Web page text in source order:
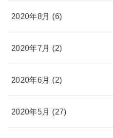
2020年8月 (6)
2020年7月 (2)
2020年6月 (2)
2020年5月 (27)